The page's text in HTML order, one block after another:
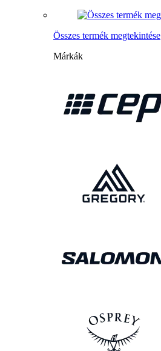
Összes termék megtekintése
Márkák